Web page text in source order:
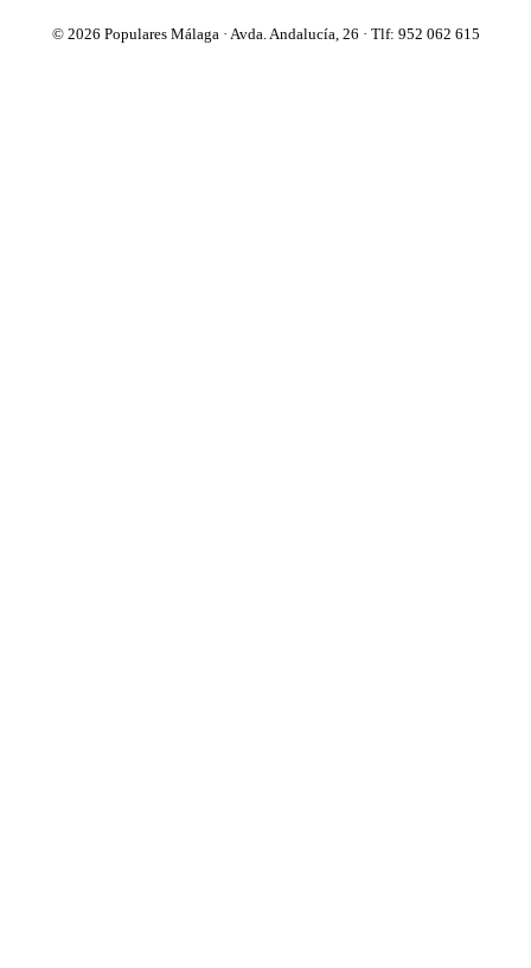
© 2026 Populares Málaga · Avda. Andalucía, 26 · Tlf: 952 062 615